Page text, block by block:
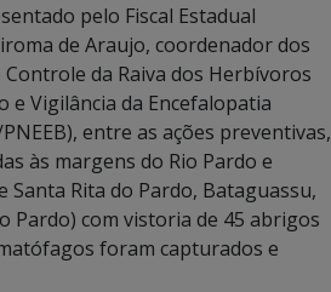
pelo Fiscal Estadual
de Araujo, coordenador dos
da Raiva dos Herbívoros
e Vigilância da Encefalopatia
entre as ações preventivas,
às margens do Rio Pardo e
Santa Rita do Pardo, Bataguassu,
Pardo) com vistoria de 45 abrigos
foram capturados e